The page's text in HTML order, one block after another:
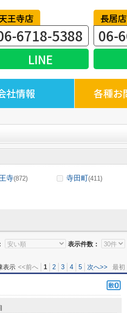
王寺店
6718-5388
LINE
長居店
06-
社情報 各種お
寺(872) 寺田町(411)
表示件数：
表示 <<前へ 1 2 3 4 5 次へ>> 最初